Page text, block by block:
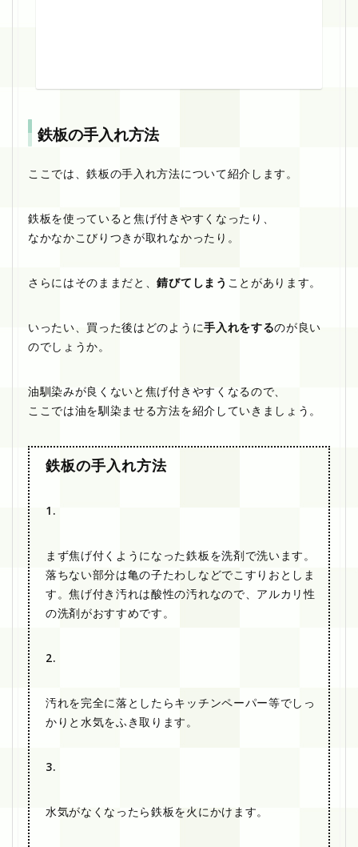
鉄板の手入れ方法
ここでは、鉄板の手入れ方法について紹介します。
鉄板を使っていると焦げ付きやすくなったり、
なかなかこびりつきが取れなかったり。
さらにはそのままだと、錆びてしまう ことがあります。
いったい、買った後はどのように手入れをするのが良い
のでしょうか。
油馴染みが良くないと焦げ付きやすくなるので、
ここでは油を馴染ませる方法を紹介していきましょう。
鉄板の手入れ方法
1.
まず焦げ付くようになった鉄板を洗剤で洗います。
落ちない部分は亀の子たわしなどでこすりおとしま
す。焦げ付き汚れは酸性の汚れなので、アルカリ性
の洗剤がおすすめです。
2.
汚れを完全に落としたらキッチンペーパー等でしっ
かりと水気をふき取ります。
3.
水気がなくなったら鉄板を火にかけます。